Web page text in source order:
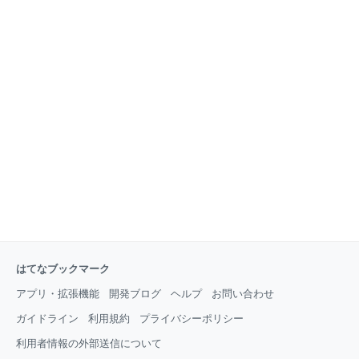
はてなブックマーク
アプリ・拡張機能 開発ブログ ヘルプ お問い合わせ
ガイドライン 利用規約 プライバシーポリシー
利用者情報の外部送信について